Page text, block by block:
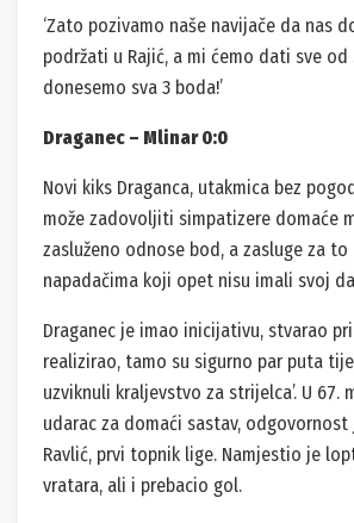
‘Zato pozivamo naše navijače da nas
podržati u Rajić, a mi ćemo dati sve od
donesemo sva 3 boda!’
Draganec – Mlinar 0:0
Novi kiks Draganca, utakmica bez
može zadovoljiti simpatizere domaće
zasluženo odnose bod, a zasluge za
napadačima koji opet nisu imali svoj
Draganec je imao inicijativu, stvarao
realizirao, tamo su sigurno par puta
uzviknuli kraljevstvo za strijelca’. U 67.
udarac za domaći sastav,
Ravlić, prvi topnik lige. Namjestio je
vratara, ali i prebacio gol.